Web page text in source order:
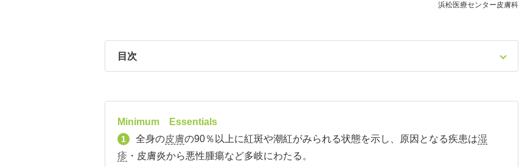
浜松医療センター皮膚科
目次
Minimum Essentials
1 全身の皮膚の90％以上に紅斑や潮紅がみられる状態を示し、原因となる疾患は湿
疹 ・皮膚炎から悪性腫瘍など多岐にわたる。